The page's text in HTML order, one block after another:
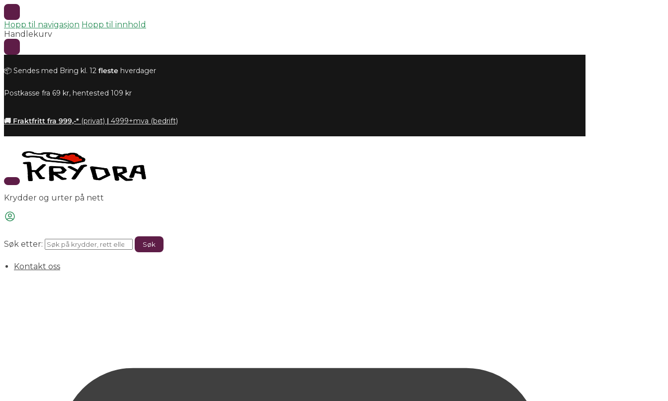
Hopp til navigasjon Hopp til innhold
Handlekurv
📦 Sendes med Bring kl. 12 fleste hverdager
Postkasse fra 69 kr, hentested 109 kr
🚚 Fraktfritt fra 999,-* (privat) | 4999+mva (bedrift)
Krydder og urter på nett
Søk etter: Søk
Kontakt oss